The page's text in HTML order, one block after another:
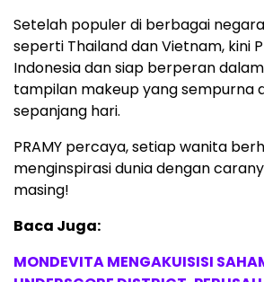
Setelah populer di berbagai
seperti Thailand dan Vietnam, kini
Indonesia dan siap berperan
tampilan makeup yang sempurna
sepanjang hari.
PRAMY percaya, setiap wanita
menginspirasi dunia dengan
masing!
Baca Juga:
MONDEVITA MENGAKUISISI